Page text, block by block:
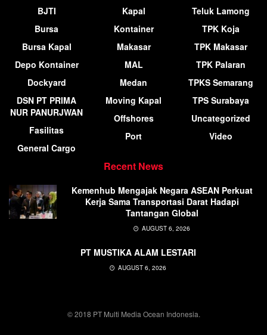
BJTI
Bursa
Bursa Kapal
Depo Kontainer
Dockyard
DSN PT PRIMA
NUR PANURJWAN
Fasilitas
General Cargo
Kapal
Kontainer
Makasar
MAL
Medan
Moving Kapal
Offshores
Port
Teluk Lamong
TPK Koja
TPK Makasar
TPK Palaran
TPKS Semarang
TPS Surabaya
Uncategorized
Video
Recent News
Kemenhub Mengajak Negara ASEAN Perkuat
Kerja Sama Transportasi Darat Hadapi
Tantangan Global
AUGUST 6, 2026
PT MUSTIKA ALAM LESTARI
AUGUST 6, 2026
© 2018 PT Multi Media Ocean Indonesia.